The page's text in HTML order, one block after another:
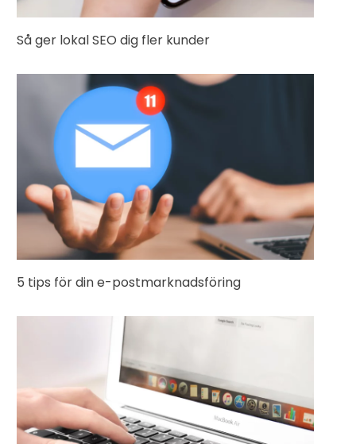
Så ger lokal SEO dig fler kunder
5 tips för din e-postmarknadsföring